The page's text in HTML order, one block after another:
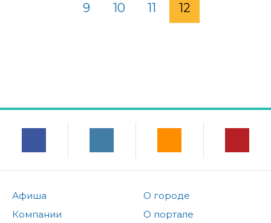
9 10 11 12
Афиша
Компании
О городе
О портале